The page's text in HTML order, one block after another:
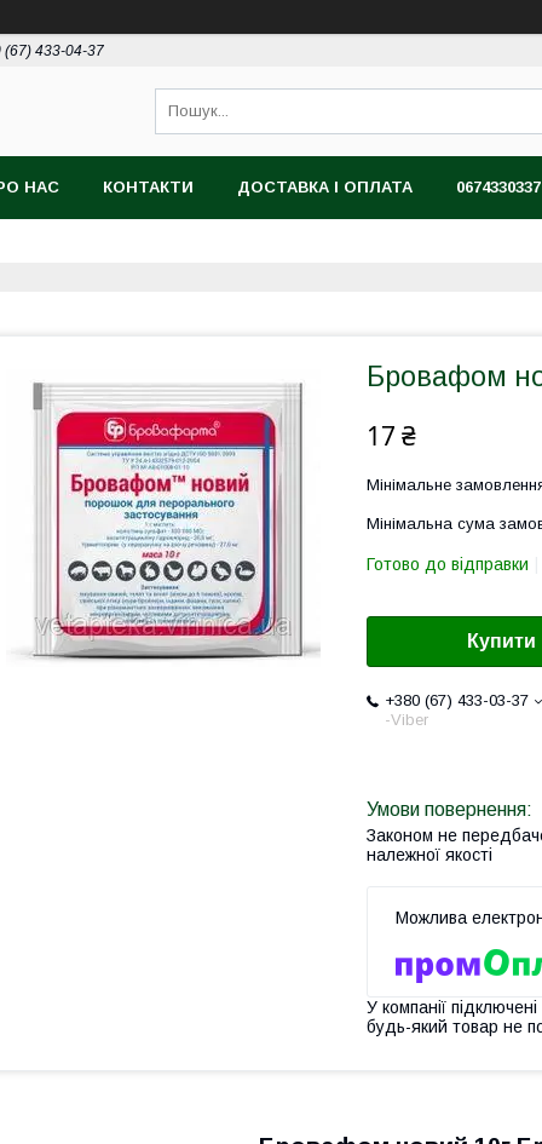
(67) 433-04-37
НАС КОНТАКТИ ДОСТАВКА І ОПЛАТА 0674330337
Бровафом
17 ₴
Мінімальне
Мінімальна сума
Готово до відправки
Купити
+380 (67) 433-03-37
-Viber
Законом не
належної якості
У компанії
будь-який товар не